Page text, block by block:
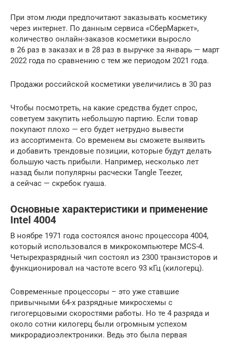
При этом люди предпочитают заказывать косметику
через интернет. По данным сервиса «СберМаркет»,
количество онлайн-заказов косметики выросло
в 26 раз в заказах и в 28 раз в выручке за январь — март
2022 года по сравнению с тем же периодом 2021 года.
Продажи российской косметики увеличились в 30 раз
Чтобы посмотреть, на какие средства будет спрос,
советуем закупить небольшую партию. Если товар
покупают плохо — его будет нетрудно вывести
из ассортимента. Со временем вы сможете выявить
и добавить трендовые позиции, которые будут делать
большую часть прибыли. Например, несколько лет
назад были популярны расчески Tangle Teezer,
а сейчас — скребок гуаша.
Основные характеристики и применение
Intel 4004
В ноябре 1971 года состоялся анонс процессора 4004,
который использовался в микрокомпьютере MCS-4.
Четырехразрядный чип состоял из 2300 транзисторов и
функционировал на частоте всего 93 кГц (килогерц).
Современные процессоры – это уже ставшие
привычными 64-х разрядные микросхемы с
гигогерцовыми скоростями работы. Но те 4 разряда и
около сотни килогерц были огромным успехом
микрорадиоэлектроники. Ведь это была первая